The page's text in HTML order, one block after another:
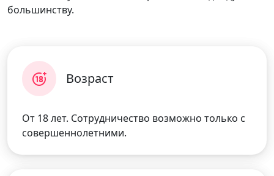
большинству.
Возраст
От 18 лет. Сотрудничество возможно только с
совершеннолетними.